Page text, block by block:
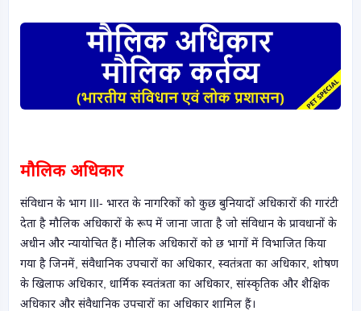
मौलिक अधिकार
संविधान के भाग III- भारत के नागरिकों को कुछ बुनियादों अधिकारों की गारंटी
देता है मौलिक अधिकारों के रूप में जाना जाता है जो संविधान के प्रावधानों के
अधीन और न्यायोचित हैं। मौलिक अधिकारों को छ भागों में विभाजित किया
गया है जिनमें, संवैधानिक उपचारों का अधिकार, स्वतंत्रता का अधिकार, शोषण
के खिलाफ अधिकार, धार्मिक स्वतंत्रता का अधिकार, सांस्कृतिक और शैक्षिक
अधिकार और संवैधानिक उपचारों का अधिकार शामिल हैं।